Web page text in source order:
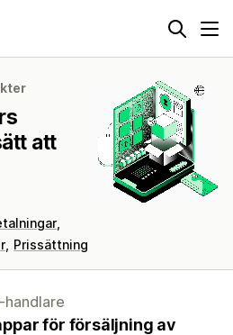
att
Prissättning
handlare
för försäljning av